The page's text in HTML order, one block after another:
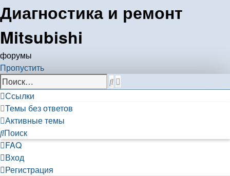
Диагностика и ремонт
Mitsubishi
форумы
Пропустить
Поиск
Расширенный
поиск
Ссылки
Темы без ответов
Активные темы
Поиск
FAQ
Вход
Регистрация